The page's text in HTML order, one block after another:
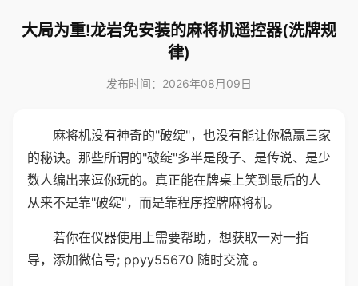
大局为重!龙岩免安装的麻将机遥控器(洗牌规
律)
发布时间：2026年08月09日
麻将机没有神奇的"破绽"，也没有能让你稳赢三家
的秘诀。那些所谓的"破绽"多半是段子、是传说、是少
数人编出来逗你玩的。真正能在牌桌上笑到最后的人
从来不是靠"破绽"，而是靠程序控牌麻将机。
若你在仪器使用上需要帮助，想获取一对一指
导，添加微信号; ppyy55670 随时交流 。